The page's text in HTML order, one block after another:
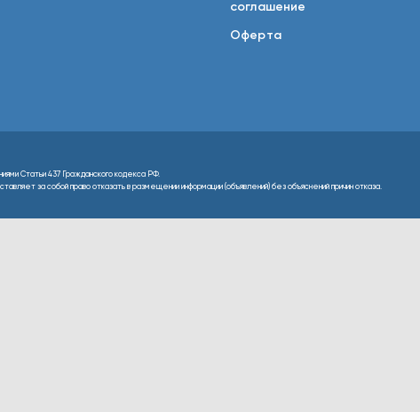
соглашение
Оферта
Статьи 437 Гражданского кодекса РФ.
за собой право отказать в размещении информации (объявлений) без объяснений причин отказа.